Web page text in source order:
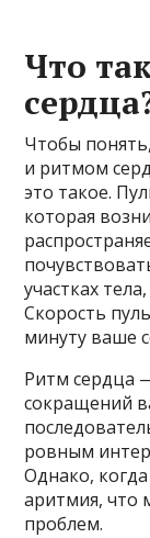
Что
Чтобы
и ритмом
это такое.
которая
участках
Скорость
минуту ваше
Ритм сердца
сокращений
ровным
Однако,
аритмия, что
проблем.